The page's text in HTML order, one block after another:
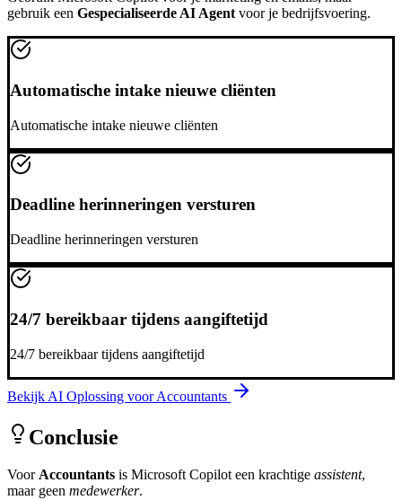
gebruik een Gespecialiseerde AI Agent voor je bedrijfsvoering.
Automatische intake nieuwe cliënten
Automatische intake nieuwe cliënten
Deadline herinneringen versturen
Deadline herinneringen versturen
24/7 bereikbaar tijdens aangiftetijd
24/7 bereikbaar tijdens aangiftetijd
Bekijk AI Oplossing voorAccountants
Conclusie
VoorAccountants is Microsoft Copiloteen krachtige assistent,
maar geen medewerker.